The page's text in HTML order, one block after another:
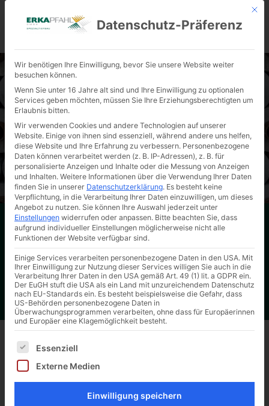
KONTAKT
VERFAHRENSBESCHREIBUNGEN
Hier erhalten Sie Informationen zu unseren
eingesetzten Systemen. Klicken Sie sich gerne einmal
durch.
Bei Unklarheiten helfen Ihnen unsereFachbegriffe von
A-Zsicher weiter.
Mit
Datenschutz-Präferenz
Wir benötigen Ihre Einwilligung, bevor Sie unsere Website weiter
besuchen können.
Wenn Sie unter 16 Jahre alt sind und Ihre Einwilligung zu optionalen
Services geben möchten, müssen Sie Ihre Erziehungsberechtigten um
Erlaubnis bitten.
Wir verwenden Cookies und andere Technologien auf unserer
Website. Einige von ihnen sind essenziell, während andere uns helfen,
diese Website und Ihre Erfahrung zu verbessern. Personenbezogene
Daten können verarbeitet werden (z. B. IP-Adressen), z. B. für
personalisierte Anzeigen und Inhalte oder die Messung von Anzeigen
und Inhalten. Weitere Informationen über die Verwendung Ihrer Daten
finden Sie in unserer Datenschutzerklärung. Es besteht keine
Verpflichtung, in die Verarbeitung Ihrer Daten einzuwilligen, um dieses
Angebot zu nutzen. Sie können Ihre Auswahl jederzeit unter
Einstellungen widerrufen oder anpassen. Bitte beachten Sie, dass
aufgrund individueller Einstellungen möglicherweise nicht alle
Funktionen der Website verfügbar sind.
Einige Services verarbeiten personenbezogene Daten in den USA. Mit
Ihrer Einwilligung zur Nutzung dieser Services willigen Sie auch in die
Verarbeitung Ihrer Daten in den USA gemäß Art. 49 (1) lit. a GDPR ein.
Der EuGH stuft die USA als ein Land mit unzureichendem Datenschutz
nach EU-Standards ein. Es besteht beispielsweise die Gefahr, dass
US-Behörden personenbezogene Daten in
Überwachungsprogrammen verarbeiten, ohne dass für Europäerinnen
und Europäer eine Klagemöglichkeit besteht.
Es folgt eine Liste der Service-Gruppen, für die eine
Essenziell
Externe Medien
Einwilligung speichern